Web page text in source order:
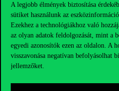
A legjobb élmények biztosítása
sütiket használunk az
Ezekhez a technológiákhoz való
az olyan adatok feldolgozását, mint a
egyedi azonosítók ezen az oldalon. A
visszavonása negatívan befolyásolhat
jellemzőket.